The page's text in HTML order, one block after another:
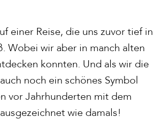
einer Reise, die uns zuvor tief in
Wobei wir aber in manch alten
konnten. Und als wir die
noch ein schönes Symbol
vor Jahrhunderten mit dem
wie damals!